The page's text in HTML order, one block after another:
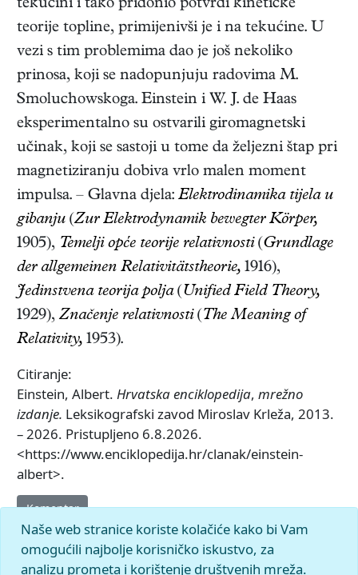
tekućini i tako pridonio potvrdi kinetičke
teorije topline, primijenivši je i na tekućine. U
vezi s tim problemima dao je još nekoliko
prinosa, koji se nadopunjuju radovima M.
Smoluchowskoga. Einstein i W. J. de Haas
eksperimentalno su ostvarili giromagnetski
učinak, koji se sastoji u tome da željezni štap pri
magnetiziranju dobiva vrlo malen moment
impulsa. – Glavna djela: Elektrodinamika tijela u
gibanju (Zur Elektrodynamik bewegter Körper,
1905), Temelji opće teorije relativnosti(Grundlage
der allgemeinen Relativitätstheorie, 1916),
Jedinstvena teorija polja(Unified Field Theory,
1929),Značenje relativnosti(The Meaning of
Relativity, 1953).
Citiranje:
Einstein, Albert. Hrvatska enciklopedija, mrežno
izdanje. Leksikografski zavod Miroslav Krleža, 2013.
– 2026. Pristupljeno 6.8.2026.
<https://www.enciklopedija.hr/clanak/einstein-
albert>.
Komentar
Naše web stranice koriste kolačiće kako bi Vam
omogućili najbolje korisničko iskustvo, za
analizu prometa i korištenje društvenih mreža.